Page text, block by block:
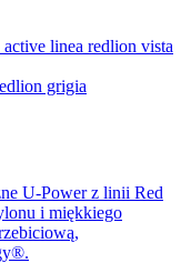
U-Power z linii Red
i miękkiego